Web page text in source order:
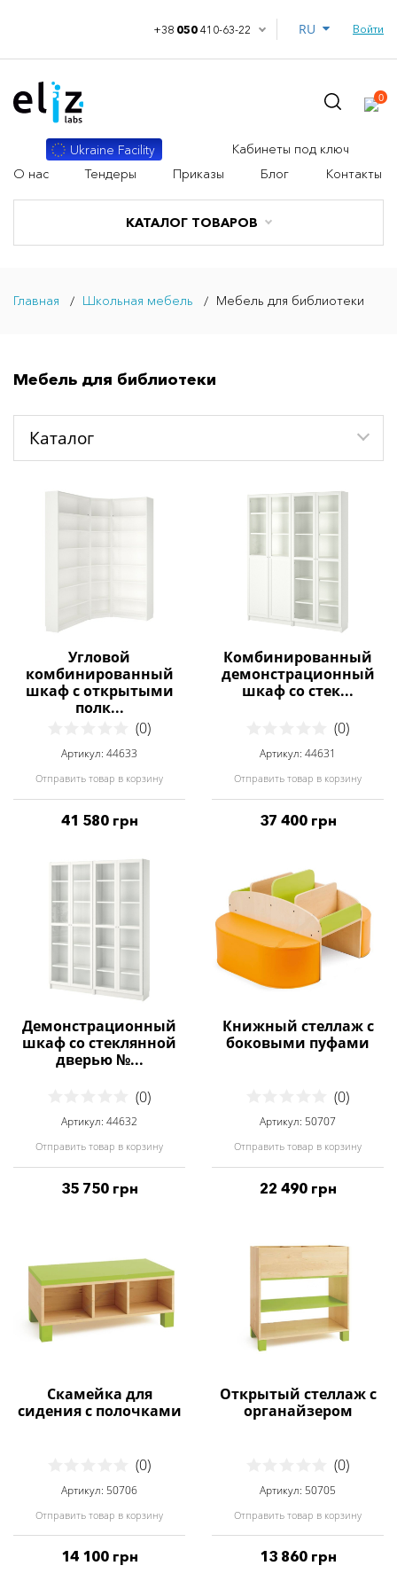
+38 050410-63-22 Войти
КАТАЛОГ ТОВАРОВ
Ukraine Facility
Кабинеты под ключ
О нас
Тендеры Приказы Блог Контакты
0
Главная Школьная мебель Мебель для библиотеки
Мебель для библиотеки
Каталог
Угловой
комбинированный
шкаф с открытыми
полк...
(0)
Артикул: 44633
Отправить товар в корзину
41 580 грн
Комбинированный
демонстрационный
шкаф со стек...
(0)
Артикул: 44631
Отправить товар в корзину
37 400 грн
Демонстрационный
шкаф со стеклянной
дверью №...
(0)
Артикул: 44632
Отправить товар в корзину
35 750 грн
Книжный стеллаж с
боковыми пуфами
(0)
Артикул: 50707
Отправить товар в корзину
22 490 грн
Скамейка для
сидения с полочками
(0)
Артикул: 50706
Отправить товар в корзину
14 100 грн
Открытый стеллаж с
органайзером
(0)
Артикул: 50705
Отправить товар в корзину
13 860 грн